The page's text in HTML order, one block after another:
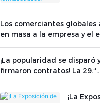
Los comerciantes globales
en masa a la empresa y el
Technology brilló en el
internacional.
¡La popularidad se disparó
firmaron contratos! La 29.ª
Technology concluyó con
¡La